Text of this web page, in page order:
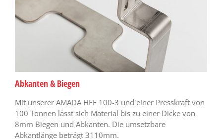
Abkanten & Biegen
Mit unserer AMADA HFE 100-3 und einer Presskraft von
100 Tonnen lässt sich Material bis zu einer Dicke von
8mm Biegen und Abkanten. Die umsetzbare
Abkantlänge beträgt 3110mm.